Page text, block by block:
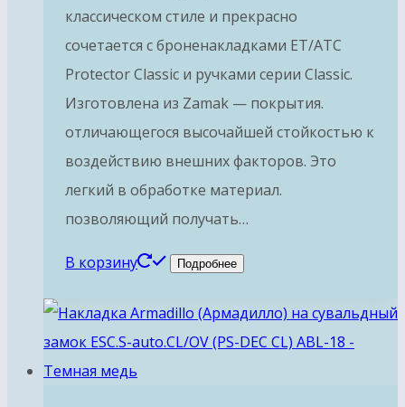
классическом стиле и прекрасно
сочетается с броненакладками ET/ATC
Protector Classic и ручками серии Classic.
Изготовлена из Zamak — покрытия.
отличающегося высочайшей стойкостью к
воздействию внешних факторов. Это
легкий в обработке материал.
позволяющий получать…
В корзину Подробнее